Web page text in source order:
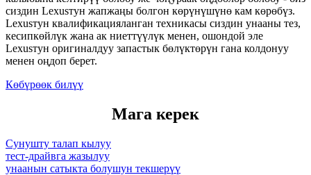
сиздин Lexusтун жапжаңы болгон көрүнүшүнө кам көрөбүз.
Lexusтун квалификацияланган техникасы сиздин унааны тез,
кесипкөйлүк жана ак ниеттүүлүк менен, ошондой эле
Lexusтун оригиналдуу запастык бөлүктөрүн гана колдонуу
менен оңдоп берет.
Көбүрөөк билүү
Мага керек
Cунушту талап кылуу
тест-драйвга жазылуу
унаанын сатыкта болушун текшерүү